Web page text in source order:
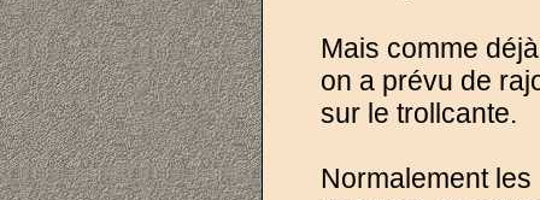
Mais comme
on a prévu de
sur le trollcante.
Normalement